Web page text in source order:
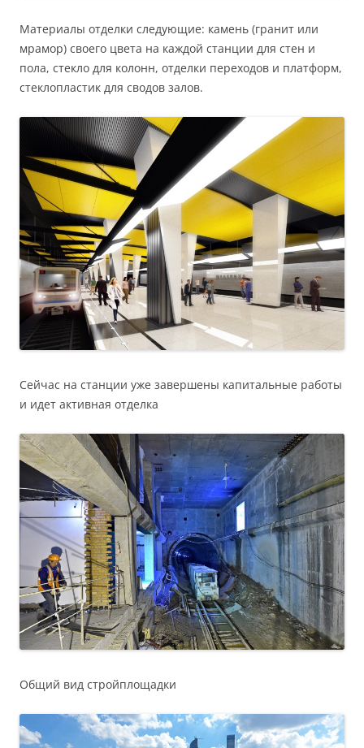
Материалы отделки следующие: камень (гранит или
мрамор) своего цвета на каждой станции для стен и
пола, стекло для колонн, отделки переходов и платформ,
стеклопластик для сводов залов.
Сейчас на станции уже завершены капитальные работы
и идет активная отделка
Общий вид стройплощадки